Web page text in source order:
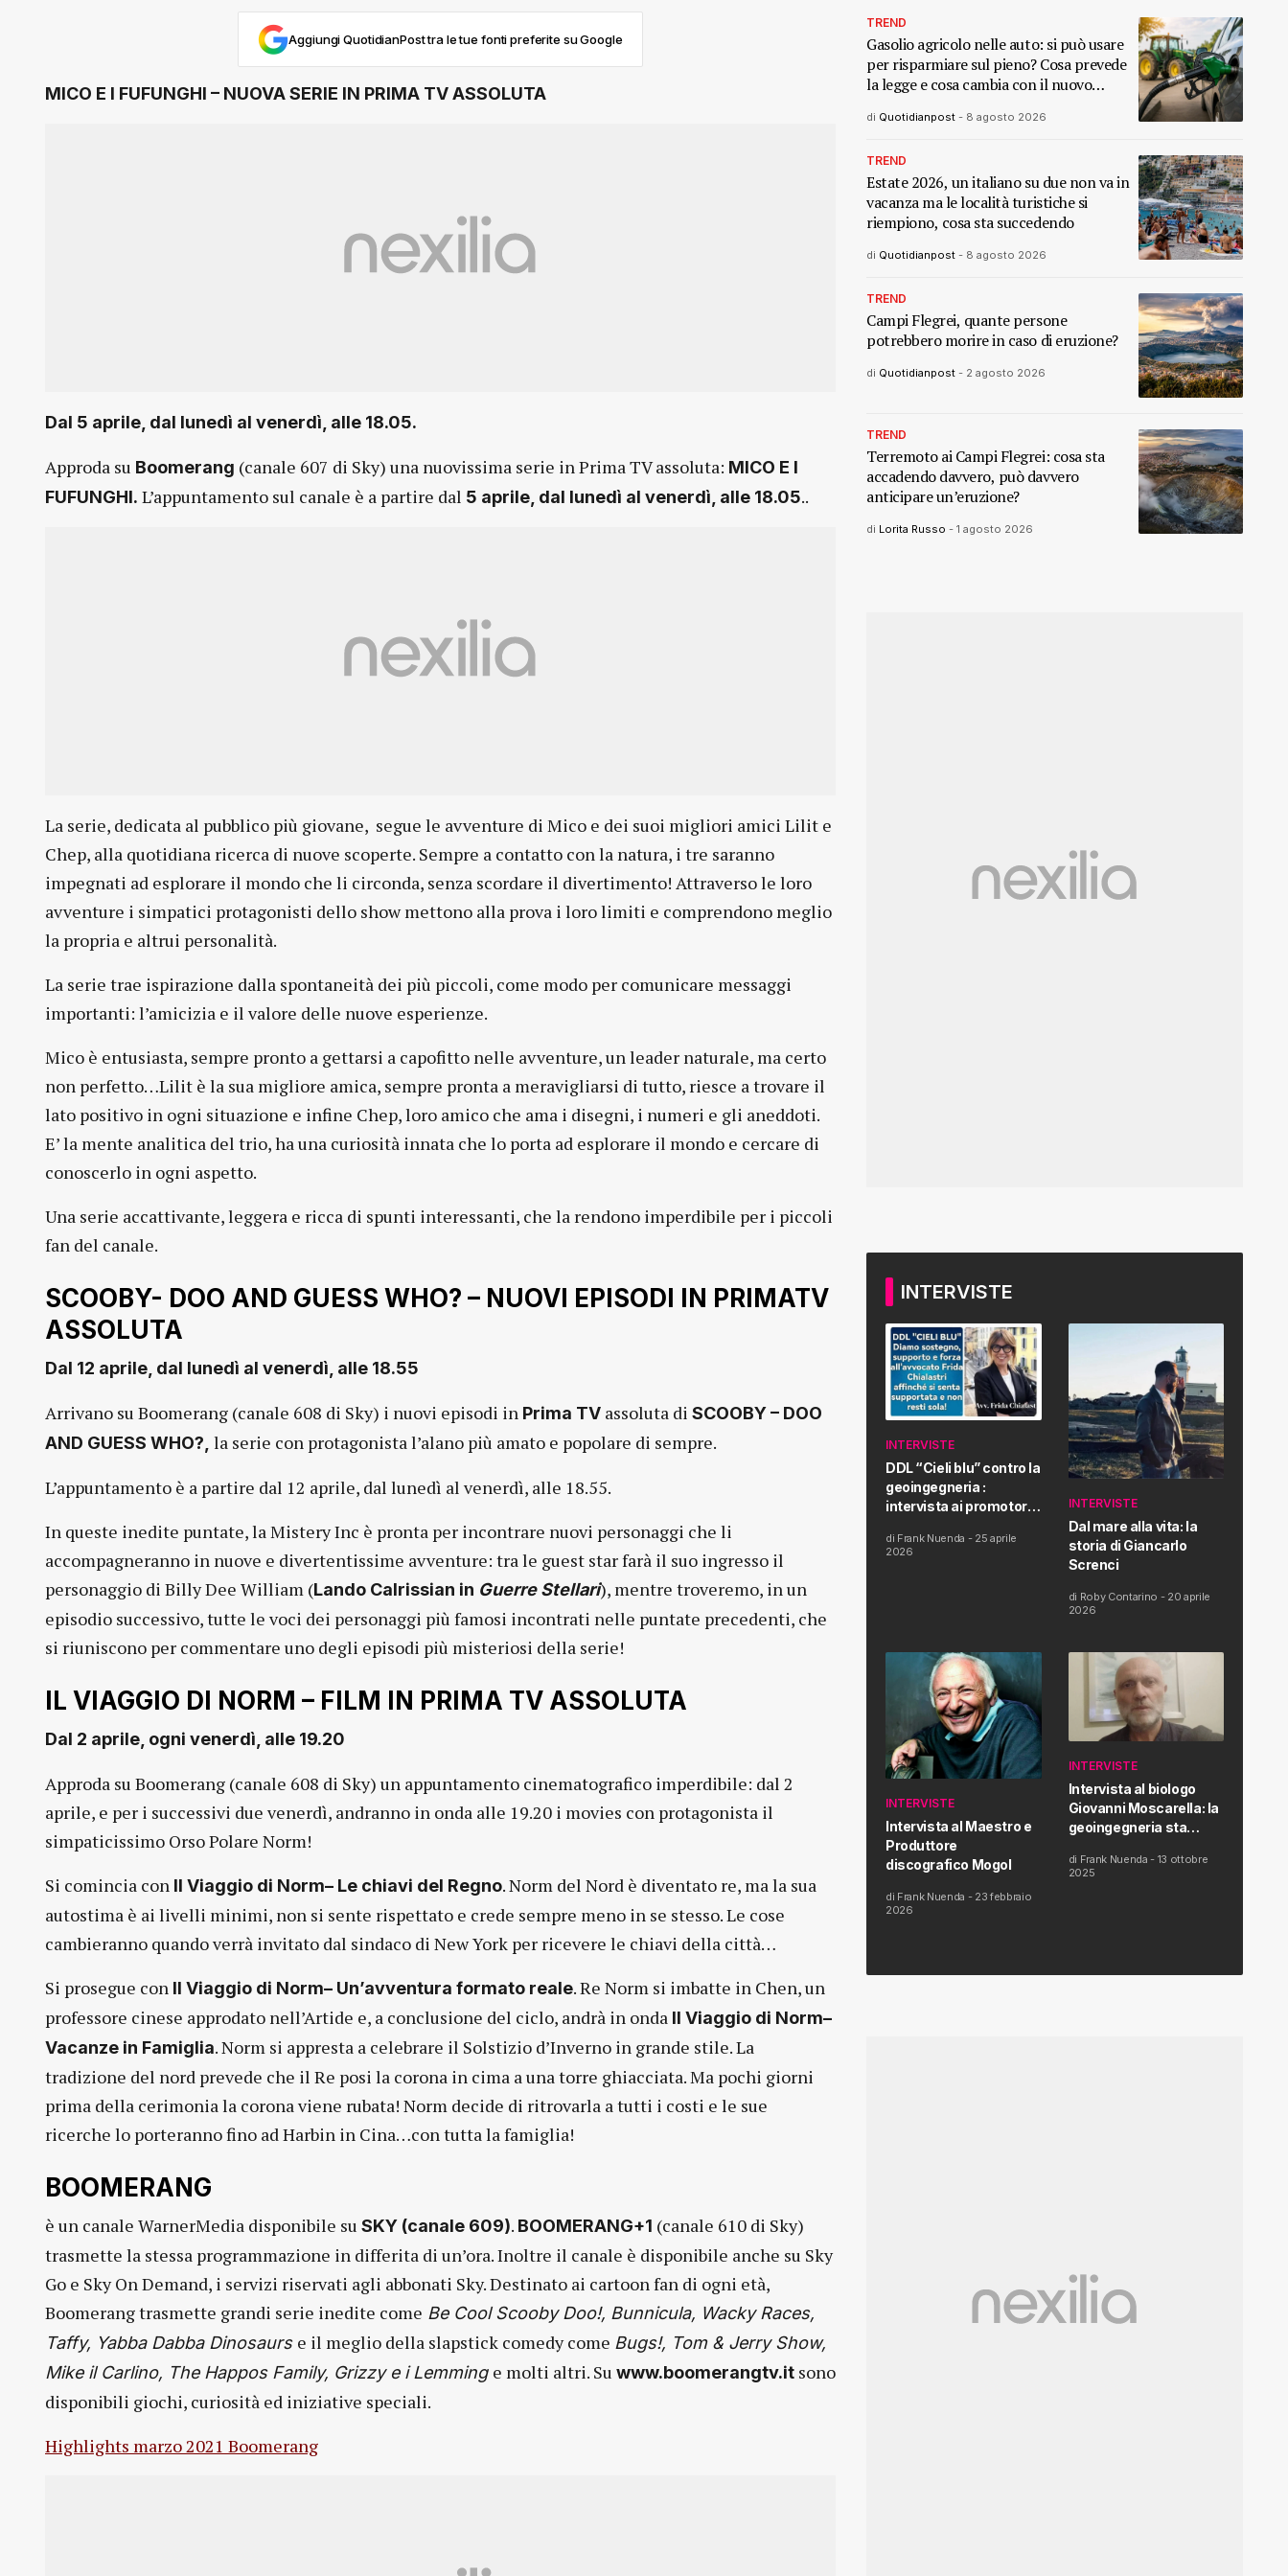
Aggiungi QuotidianPost tra le tue fonti preferite su Google
MICO E I FUFUNGHI – NUOVA SERIE IN PRIMA TV ASSOLUTA
Dal 5 aprile, dal lunedì al venerdì, alle 18.05.
Approda su Boomerang (canale 607 di Sky) una nuovissima serie in Prima TV assoluta: MICO E I
FUFUNGHI. L’appuntamento sul canale è a partire dal 5 aprile, dal lunedì al venerdì, alle 18.05..
La serie, dedicata al pubblico più giovane, segue le avventure di Mico e dei suoi migliori amici Lilit e
Chep, alla quotidiana ricerca di nuove scoperte. Sempre a contatto con la natura, i tre saranno
impegnati ad esplorare il mondo che li circonda, senza scordare il divertimento! Attraverso le loro
avventure i simpatici protagonisti dello show mettono alla prova i loro limiti e comprendono meglio
la propria e altrui personalità.
La serie trae ispirazione dalla spontaneità dei più piccoli, come modo per comunicare messaggi
importanti: l’amicizia e il valore delle nuove esperienze.
Mico è entusiasta, sempre pronto a gettarsi a capofitto nelle avventure, un leader naturale, ma certo
non perfetto…Lilit è la sua migliore amica, sempre pronta a meravigliarsi di tutto, riesce a trovare il
lato positivo in ogni situazione e infine Chep, loro amico che ama i disegni, i numeri e gli aneddoti.
E’ la mente analitica del trio, ha una curiosità innata che lo porta ad esplorare il mondo e cercare di
conoscerlo in ogni aspetto.
Una serie accattivante, leggera e ricca di spunti interessanti, che la rendono imperdibile per i piccoli
fan del canale.
SCOOBY- DOO AND GUESS WHO? – NUOVI EPISODI IN PRIMATV
ASSOLUTA
Dal 12 aprile, dal lunedì al venerdì, alle 18.55
Arrivano su Boomerang (canale 608 di Sky) i nuovi episodi in Prima TV assoluta di SCOOBY – DOO
AND GUESS WHO?, la serie con protagonista l’alano più amato e popolare di sempre.
L’appuntamento è a partire dal 12 aprile, dal lunedì al venerdì, alle 18.55.
In queste inedite puntate, la Mistery Inc è pronta per incontrare nuovi personaggi che li
accompagneranno in nuove e divertentissime avventure: tra le guest star farà il suo ingresso il
personaggio di Billy Dee William (Lando Calrissian in Guerre Stellari), mentre troveremo, in un
episodio successivo, tutte le voci dei personaggi più famosi incontrati nelle puntate precedenti, che
si riuniscono per commentare uno degli episodi più misteriosi della serie!
IL VIAGGIO DI NORM – FILM IN PRIMA TV ASSOLUTA
Dal 2 aprile, ogni venerdì, alle 19.20
Approda su Boomerang (canale 608 di Sky) un appuntamento cinematografico imperdibile: dal 2
aprile, e per i successivi due venerdì, andranno in onda alle 19.20 i movies con protagonista il
simpaticissimo Orso Polare Norm!
Si comincia con Il Viaggio di Norm– Le chiavi del Regno. Norm del Nord è diventato re, ma la sua
autostima è ai livelli minimi, non si sente rispettato e crede sempre meno in se stesso. Le cose
cambieranno quando verrà invitato dal sindaco di New York per ricevere le chiavi della città…
Si prosegue con Il Viaggio di Norm– Un’avventura formato reale. Re Norm si imbatte in Chen, un
professore cinese approdato nell’Artide e, a conclusione del ciclo, andrà in onda Il Viaggio di Norm–
Vacanze in Famiglia. Norm si appresta a celebrare il Solstizio d’Inverno in grande stile. La
tradizione del nord prevede che il Re posi la corona in cima a una torre ghiacciata. Ma pochi giorni
prima della cerimonia la corona viene rubata! Norm decide di ritrovarla a tutti i costi e le sue
ricerche lo porteranno fino ad Harbin in Cina…con tutta la famiglia!
BOOMERANG
è un canale WarnerMedia disponibile su SKY (canale 609). BOOMERANG+1 (canale 610 di Sky)
trasmette la stessa programmazione in differita di un’ora. Inoltre il canale è disponibile anche su Sky
Go e Sky On Demand, i servizi riservati agli abbonati Sky. Destinato ai cartoon fan di ogni età,
Boomerang trasmette grandi serie inedite come Be Cool Scooby Doo!, Bunnicula, Wacky Races,
Taffy, Yabba Dabba Dinosaurs e il meglio della slapstick comedy come Bugs!, Tom & Jerry Show,
Mike il Carlino, The Happos Family, Grizzy e i Lemming e molti altri. Su www.boomerangtv.it sono
disponibili giochi, curiosità ed iniziative speciali.
Highlights marzo 2021 Boomerang
TREND
Gasolio agricolo nelle auto: si può usare
per risparmiare sul pieno? Cosa prevede
la legge e cosa cambia con il nuovo
di Quotidianpost - 8 agosto 2026
TREND
Estate 2026, un italiano su due non va in
vacanza ma le località turistiche si
riempiono, cosa sta succedendo
di Quotidianpost - 8 agosto 2026
TREND
Campi Flegrei, quante persone
potrebbero morire in caso di eruzione?
di Quotidianpost - 2 agosto 2026
TREND
Terremoto ai Campi Flegrei: cosa sta
accadendo davvero, può davvero
anticipare un’eruzione?
di Lorita Russo - 1 agosto 2026
INTERVISTE
INTERVISTE
DDL “Cieli blu” contro la
geoingegneria :
intervista ai promotori
Proposta di Legge
di Frank Nuenda - 25 aprile
2026
INTERVISTE
Dal mare alla vita: la
storia di Giancarlo
Screnci
di Roby Contarino - 20 aprile
2026
INTERVISTE
Intervista al Maestro e
Produttore
discografico Mogol
di Frank Nuenda - 23 febbraio
2026
INTERVISTE
Intervista al biologo
Giovanni Moscarella: la
geoingegneria sta
salute dell’uomo
di Frank Nuenda - 13 ottobre
2025